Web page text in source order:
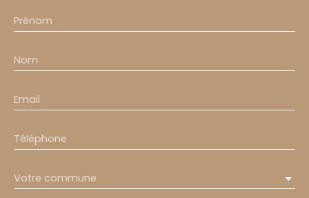
Prénom
Nom
Email
Téléphone
Votre commune